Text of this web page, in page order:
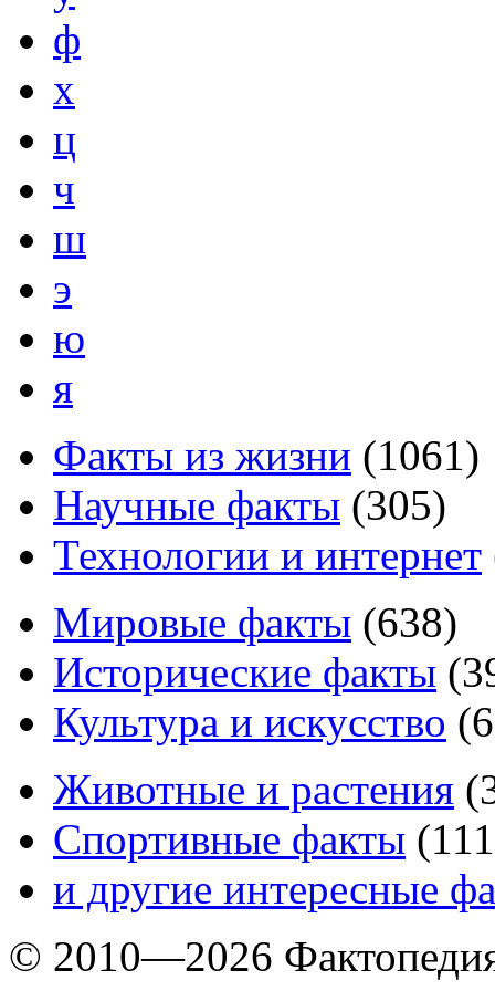
ф
х
ц
ч
ш
э
ю
я
Факты из жизни (1061)
Научные факты (305)
Технологии и интернет
Мировые факты (638)
Исторические факты (
Культура и искусство (
Животные и растения (
Спортивные факты (111
и другие интересные
© 2010—2026